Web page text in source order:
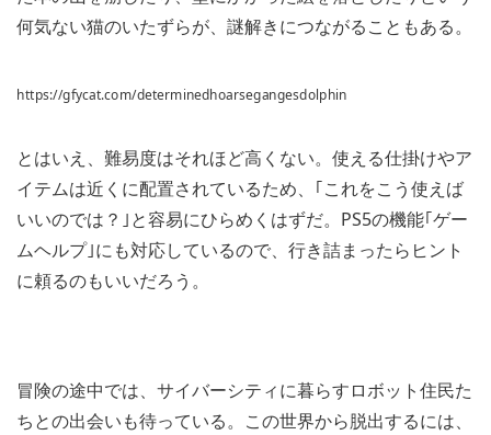
何気ない猫のいたずらが、謎解きにつながることもある。
https://gfycat.com/determinedhoarsegangesdolphin
とはいえ、難易度はそれほど高くない。使える仕掛けやア
イテムは近くに配置されているため、｢これをこう使えば
いいのでは？｣と容易にひらめくはずだ。PS5の機能｢ゲー
ムヘルプ｣にも対応しているので、行き詰まったらヒント
に頼るのもいいだろう。
冒険の途中では、サイバーシティに暮らすロボット住民た
ちとの出会いも待っている。この世界から脱出するには、